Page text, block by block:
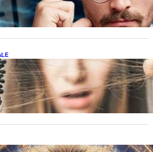
deficiențe de proteine:
sănătății tale